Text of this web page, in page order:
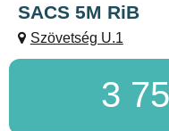
SACS 5M RiB
Szövetség U.1
3